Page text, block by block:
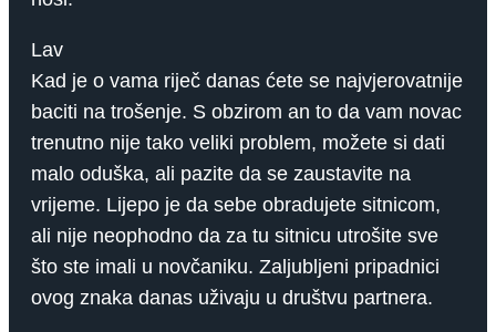
Lav
Kad je o vama riječ danas ćete se najvjerovatnije
baciti na trošenje. S obzirom an to da vam novac
trenutno nije tako veliki problem, možete si dati
malo oduška, ali pazite da se zaustavite na
vrijeme. Lijepo je da sebe obradujete sitnicom,
ali nije neophodno da za tu sitnicu utrošite sve
što ste imali u novčaniku. Zaljubljeni pripadnici
ovog znaka danas uživaju u društvu partnera.